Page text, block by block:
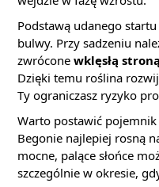
Podstawą udanego
bulwy. Przy sadzeniu
zwrócone wklęsłą
Dzięki temu roślina
Ty ograniczasz ryzyko
Warto postawić
Begonie najlepiej rosną
mocne, palące słońce
szczególnie w okresie,